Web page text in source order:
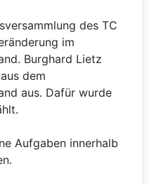
des TC
im
Burghard Lietz
dem
aus. Dafür wurde
Aufgaben innerhalb